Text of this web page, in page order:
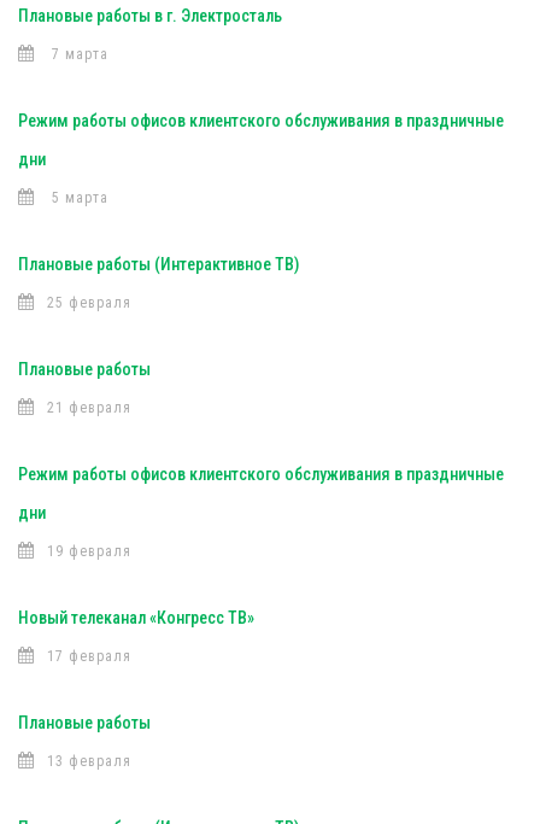
Плановые работы в г. Электросталь
7 марта
Режим работы офисов клиентского обслуживания в праздничные
дни
5 марта
Плановые работы (Интерактивное ТВ)
25 февраля
Плановые работы
21 февраля
Режим работы офисов клиентского обслуживания в праздничные
дни
19 февраля
Новый телеканал «Конгресс ТВ»
17 февраля
Плановые работы
13 февраля